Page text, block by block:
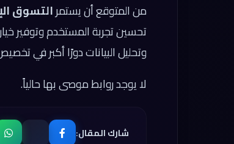
من المتوقع أن يستمرالتسوق
تحسين تجربة المستخدم وتوفير
وتحليل البيانات دورًا أكبر في
لا يوجد روابط موصى بها حالياً.
شارك المقال: